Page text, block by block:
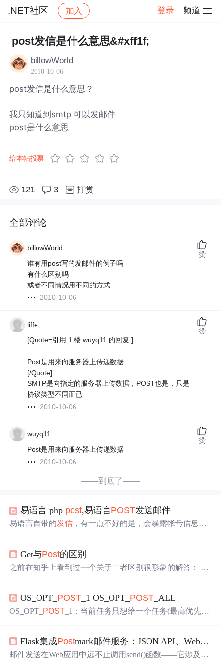
.NET社区 加入 登录 频道
.NET社区 帖子详情
post发信是什么意思&#xff1f;
billowWorld
2010-10-06
post发信是什么意思？
我只知道到smtp 可以发邮件
post是什么意思
给本帖投票
121 3 打赏
全部评论
billowWorld
谁有用post写的发邮件的例子吗
有什么区别吗
或者不同情况用不同的方式
2010-10-06
赞
liffe
[Quote=引用 1 楼 wuyq11 的回复:]
Post是用来向服务器上传递数据
[/Quote]
SMTP是向指定的服务器上传数据，POST也是，只是
协议类型不同而已
2010-10-06
赞
wuyq11
Post是用来向服务器上传递数据
2010-10-06
赞
——到底了——
易语言 php post,易语言POST发送邮件
易语言自带的发信 ，有一点不好的是，会暴露帐号信息，
好，并测试可以正常发送后在来本文)，从而实现易语言
st发送邮件的功能。.版本 2.支持库 spec.程序集 窗口程序集
Get与Post的区别
之前在知乎上看到过一个关于二者区别很形象的解答：
P
的，只不过，GET的快递的东西，呈现在外面，一不小心
就被偷了，而POST 东西放在箱子里面，没那么容易丢。
本质上是一样的，都是协议，只不过，...
OS_OPT_ POST _1 OS_OPT_ POST _ALL
OS_OPT_ POST _1：当前任务只想给一个任务(最高优先级
Flask集成Postmark邮件服务：JSON API、Webhook与
邮件发送在Web应用中远不止调用send()函数——它涉及RF